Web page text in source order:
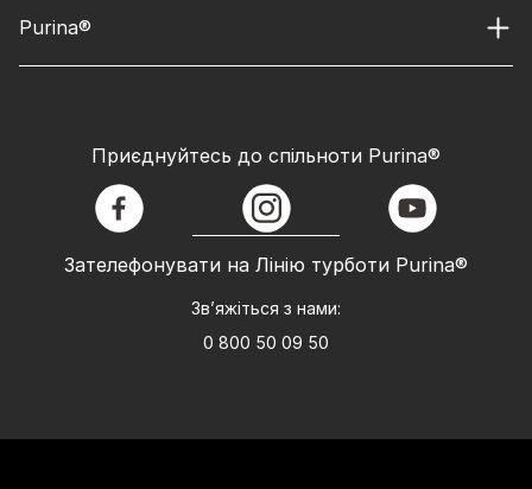
Purina®
Зателефонувати на Лінію турботи Purina®
Зв’яжіться з нами:
0 800 50 09 50
Приєднуйтесь до спільноти Purina®
facebook instagram youtube